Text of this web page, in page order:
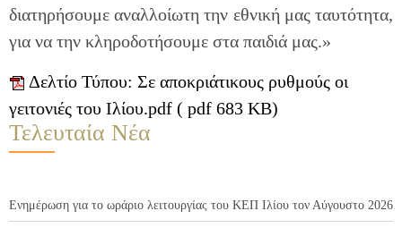
διατηρήσουμε αναλλοίωτη την εθνική μας ταυτότητα,
για να την κληροδοτήσουμε στα παιδιά μας.»
Δελτίο Τύπου: Σε αποκριάτικους ρυθμούς οι
γειτονιές του Ιλίου.pdf ( pdf 683 KB)
Τελευταία Νέα
Ενημέρωση για το ωράριο λειτουργίας του ΚΕΠ Ιλίου τον Αύγουστο 2026